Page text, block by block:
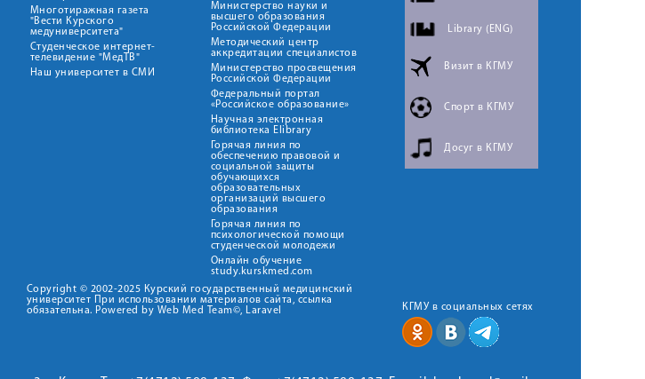
Многотиражная газета
"Вести Курского
медуниверситета"
Студенческое интернет-
телевидение "МедТВ"
Наш университет в СМИ
Министерство науки и
высшего образования
Российской Федерации
Методический центр
аккредитации специалистов
Министерство просвещения
Российской Федерации
Федеральный портал
«Российское образование»
Научная электронная
библиотека Elibrary
Горячая линия по
обеспечению правовой и
социальной защиты
обучающихся
образовательных
организаций высшего
образования
Горячая линия по
психологической помощи
студенческой молодежи
Онлайн обучение
study.kurskmed.com
Library (ENG)
Визит в КГМУ
Спорт в КГМУ
Досуг в КГМУ
Copyright © 2002-2025 Курский государственный медицинский
университет При использовании материалов сайта, ссылка
обязательна. Powered by Web Med Team©, Laravel
КГМУ в социальных сетях